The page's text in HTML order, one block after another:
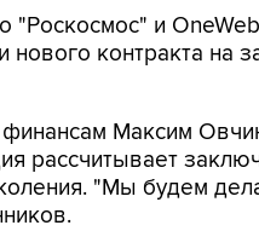
"Роскосмос" и
контракта на
Максим
рассчитывает
"Мы будем